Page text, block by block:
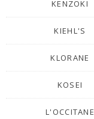
KENZOKI
KIEHL'S
KLORANE
KOSEI
L'OCCITANE